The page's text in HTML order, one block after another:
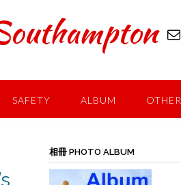
SAFETY ALBUM OTHER
相冊 PHOTO ALBUM